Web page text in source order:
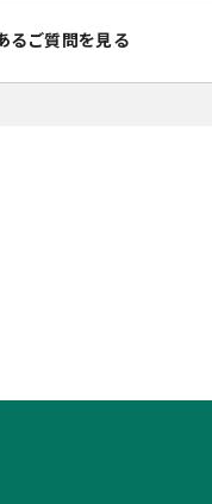
るご質問を見る